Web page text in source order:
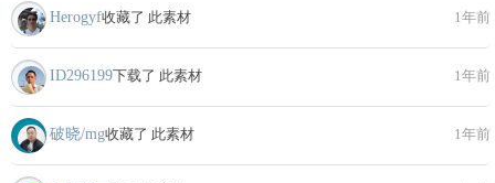
Herogyf收藏了 此素材 1年前
ID296199下载了 此素材 1年前
破晓/mg收藏了 此素材 1年前